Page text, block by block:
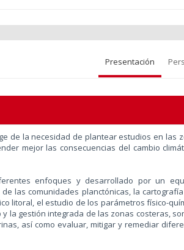
Presentación
de la necesidad de plantear estudios en las
mejor las consecuencias del cambio
enfoques y desarrollado por un
las comunidades planctónicas, la
litoral, el estudio de los parámetros físico-
y la gestión integrada de las zonas costeras,
así como evaluar, mitigar y remediar